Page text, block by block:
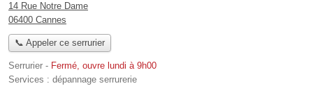
14 Rue Notre Dame
06400 Cannes
📞 Appeler ce serrurier
Serrurier - Fermé, ouvre lundi à 9h00
Services : dépannage serrurerie